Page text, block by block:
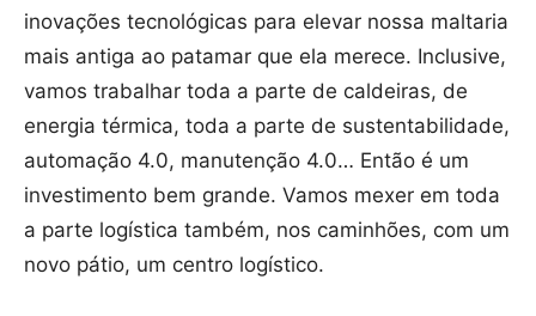
inovações tecnológicas para elevar nossa maltaria
mais antiga ao patamar que ela merece. Inclusive,
vamos trabalhar toda a parte de caldeiras, de
energia térmica, toda a parte de sustentabilidade,
automação 4.0, manutenção 4.0… Então é um
investimento bem grande. Vamos mexer em toda
a parte logística também, nos caminhões, com um
novo pátio, um centro logístico.